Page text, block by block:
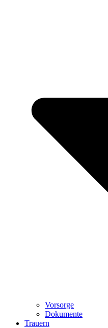
Vorsorge
Dokumente
Trauern